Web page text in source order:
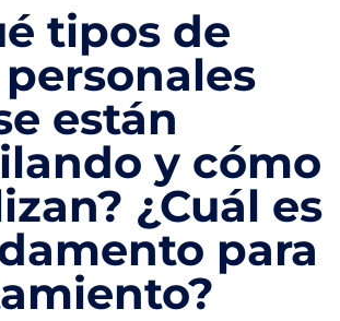
tipos de
están
y cómo
¿Cuál es
para